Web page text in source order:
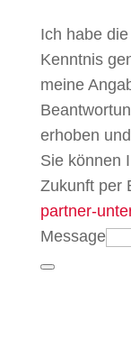
Ich habe die
Kenntnis
meine
erhoben
Sie können
Zukunft per
partner-
Message